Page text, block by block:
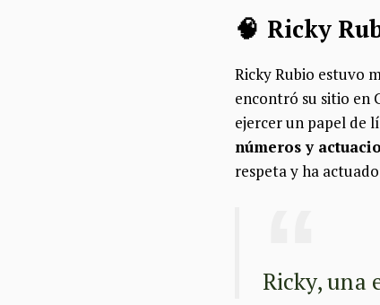
🧠 Ricky
Ricky Rubio estuvo
encontró su sitio en
ejercer un papel de
números y
respeta y ha
Ricky, una